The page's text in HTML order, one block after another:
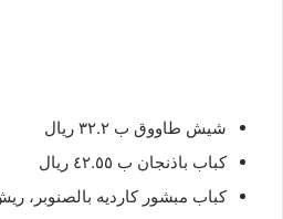
شيش طاووق ب ٣٢.٢ ريال
كباب باذنجان ب ٤٢.٥٥ ريال
كباب مبشور كارديه بالصنوبر، ريش،